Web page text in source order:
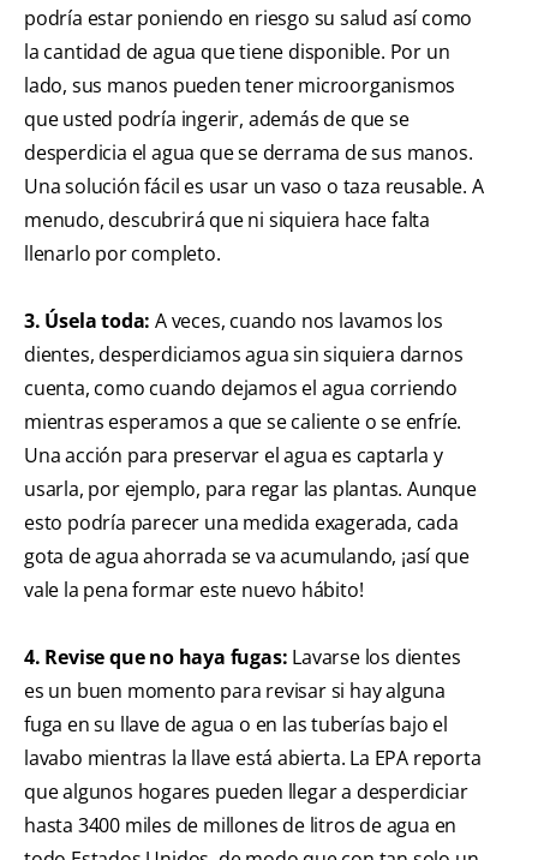
podría estar poniendo en riesgo su salud así como
la cantidad de agua que tiene disponible. Por un
lado, sus manos pueden tener microorganismos
que usted podría ingerir, además de que se
desperdicia el agua que se derrama de sus manos.
Una solución fácil es usar un vaso o taza reusable. A
menudo, descubrirá que ni siquiera hace falta
llenarlo por completo.
3. Úsela toda: A veces, cuando nos lavamos los
dientes, desperdiciamos agua sin siquiera darnos
cuenta, como cuando dejamos el agua corriendo
mientras esperamos a que se caliente o se enfríe.
Una acción para preservar el agua es captarla y
usarla, por ejemplo, para regar las plantas. Aunque
esto podría parecer una medida exagerada, cada
gota de agua ahorrada se va acumulando, ¡así que
vale la pena formar este nuevo hábito!
4. Revise que no haya fugas: Lavarse los dientes
es un buen momento para revisar si hay alguna
fuga en su llave de agua o en las tuberías bajo el
lavabo mientras la llave está abierta. La EPA reporta
que algunos hogares pueden llegar a desperdiciar
hasta 3400 miles de millones de litros de agua en